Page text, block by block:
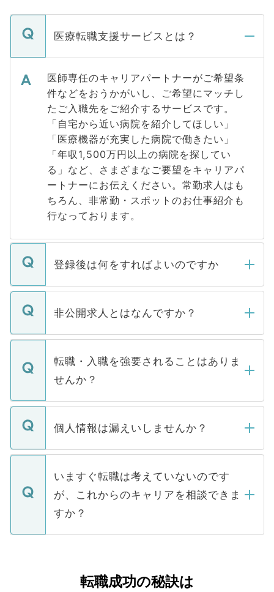
医療転職支援サービスとは？
医師専任のキャリアパートナーがご希望条
件などをおうかがいし、ご希望にマッチし
たご入職先をご紹介するサービスです。
「自宅から近い病院を紹介してほしい」
「医療機器が充実した病院で働きたい」
「年収1,500万円以上の病院を探してい
る」など、さまざまなご要望をキャリアパ
ートナーにお伝えください。常勤求人はも
ちろん、非常勤・スポットのお仕事紹介も
行なっております。
登録後は何をすればよいのですか
ご登録いただきましたら、弊社担当者がご
登録内容を確認し、その後メールもしくは
ます。通常、5営業日以内にはご連絡をせて
いただきますので、しばらくお待ちくださ
い。
非公開求人とはなんですか？
マイナビDOCTORで取り扱っている求人の
うち約3割は、Webサイトからご覧いただ
けない「非公開求人」です。非公開求人は
下記の理由によって、一般には公開してい
ません。
■応募殺到を避けるため 人気のある医療機
関を公にしてしまうと、応募が殺到する場
に、医療機関が求める条件に合った人材の
みを人材紹介会社に依頼するケースが増え
ています。
転職・入職を強要されることはありま
せんか？
転職・入職を強要することは一切ありませ
ん。また、仮に応募先から内定をいただい
定を承諾する必要はありません。内定先へ
の辞退の連絡はキャリアパートナーが行い
ますので、ご安心ください。
個人情報は漏えいしませんか？
個人情報が漏えいすることはありませんの
で、ご安心ください。当サイトからの登録
などで収集したご登録者様の個人情報は、
ご本人のキャリアアップおよび転職活動の
支援を目的に使用いたします。お預かりし
ているすべての個人データはご本人の許可
は、個人情報の取り扱いについての厳密な
いますぐ転職は考えていないのです
が、これからのキャリアを相談できま
すか？
かがいして、現在の医療機関の状況や紹介
経験をまじえながら、適切なアドバイスを
転職成功の秘訣は